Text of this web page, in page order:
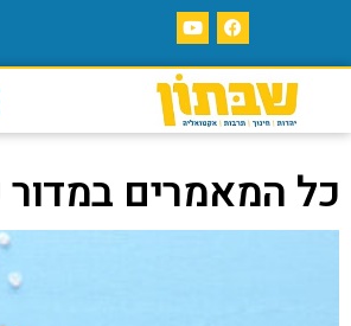
כל המאמרים